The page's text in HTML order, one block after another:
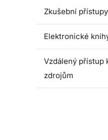
Zkušební přístupy
Elektronické
Vzdálený přístup
zdrojům